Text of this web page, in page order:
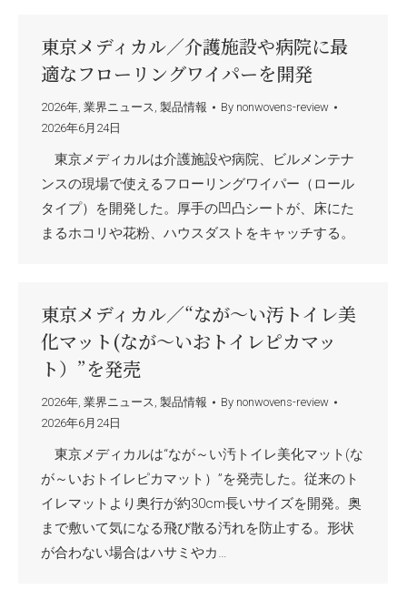
東京メディカル／介護施設や病院に最
適なフローリングワイパーを開発
2026年, 業界ニュース, 製品情報 By nonwovens-review
2026年6月24日
東京メディカルは介護施設や病院、ビルメンテナ
ンスの現場で使えるフローリングワイパー（ロール
タイプ）を開発した。厚手の凹凸シートが、床にた
まるホコリや花粉、ハウスダストをキャッチする。
東京メディカル／“なが～い汚トイレ美
化マット(なが～いおトイレピカマッ
ト）”を発売
2026年, 業界ニュース, 製品情報 By nonwovens-review
2026年6月24日
東京メディカルは“なが～い汚トイレ美化マット(な
が～いおトイレピカマット）”を発売した。従来のト
イレマットより奥行が約30cm長いサイズを開発。奥
まで敷いて気になる飛び散る汚れを防止する。形状
が合わない場合はハサミやカ…